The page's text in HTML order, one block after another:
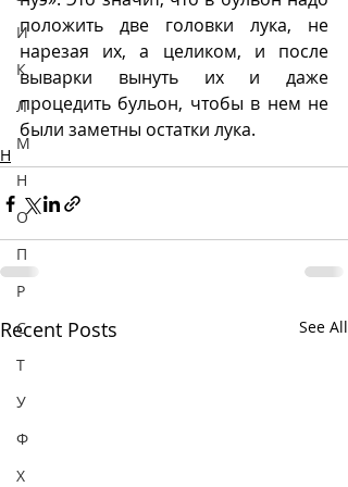
И
К
Л
М
Н
О
П
Р
С
Т
У
Ф
Х
положить две головки лука, не
нарезая их, а целиком, и после
выварки вынуть их и даже
процедить бульон, чтобы в нем не
были заметны остатки лука.
Н
Recent Posts See All